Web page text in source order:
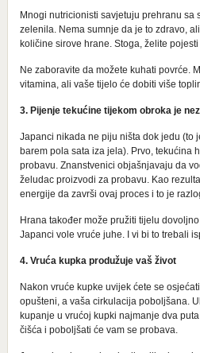
Mnogi nutricionisti savjetuju prehranu sa
zelenila. Nema sumnje da je to zdravo,
količine sirove hrane. Stoga, želite
Ne zaboravite da možete kuhati povrće.
vitamina, ali vaše tijelo će dobiti više
3. Pijenje tekućine tijekom obroka je
Japanci nikada ne piju ništa dok jedu (to
barem pola sata iza jela). Prvo, tekućina
probavu. Znanstvenici objašnjavaju da
želudac proizvodi za probavu. Kao
energije da završi ovaj proces i to je
Hrana također može pružiti tijelu
Japanci vole vruće juhe. I vi bi to trebali
4. Vruća kupka produžuje vaš život
Nakon vruće kupke uvijek ćete se
opušteni, a vaša cirkulacija poboljšana.
kupanje u vrućoj kupki najmanje dva
čišća i poboljšati će vam se probava.